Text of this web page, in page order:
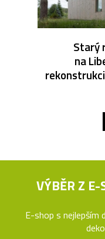
Starý
na
VÝBĚR Z E-
E-shop s nejlepším